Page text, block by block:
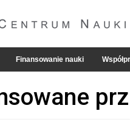
Finansowanie nauki